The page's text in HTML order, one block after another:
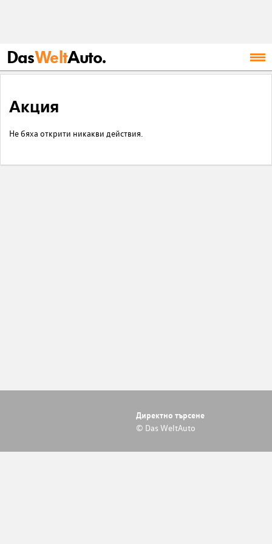
DasWeltAuto.
Акция
Не бяха открити никакви действия.
Директно търсене
© Das WeltAuto